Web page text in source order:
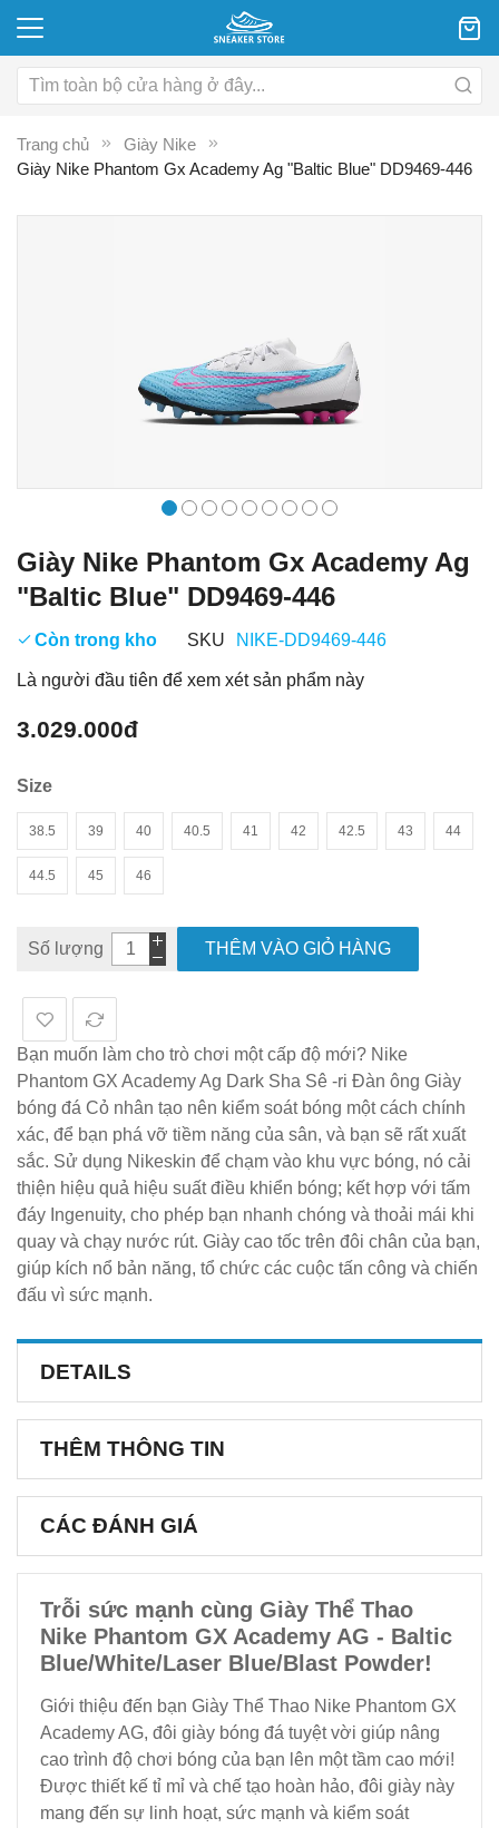
Trang chủ
Giày Nike
Giày Nike Phantom Gx Academy Ag "Baltic Blue" DD9469-446
Giày Nike Phantom Gx Academy Ag
"Baltic Blue" DD9469-446
Còn trong kho SKU NIKE-DD9469-446
Là người đầu tiên để xem xét sản phẩm này
3.029.000đ
Size
38.5 39 40 40.5 41 42 42.5 43 44
44.5 45 46
Số lượng THÊM VÀO GIỎ HÀNG
Bạn muốn làm cho trò chơi một cấp độ mới? Nike
Phantom GX Academy Ag Dark Sha Sê -ri Đàn ông Giày
bóng đá Cỏ nhân tạo nên kiểm soát bóng một cách chính
xác, để bạn phá vỡ tiềm năng của sân, và bạn sẽ rất xuất
sắc. Sử dụng Nikeskin để chạm vào khu vực bóng, nó cải
thiện hiệu quả hiệu suất điều khiển bóng; kết hợp với tấm
đáy Ingenuity, cho phép bạn nhanh chóng và thoải mái khi
quay và chạy nước rút. Giày cao tốc trên đôi chân của bạn,
giúp kích nổ bản năng, tổ chức các cuộc tấn công và chiến
đấu vì sức mạnh.
DETAILS
THÊM THÔNG TIN
CÁC ĐÁNH GIÁ
Trỗi sức mạnh cùng Giày Thể Thao
Nike Phantom GX Academy AG - Baltic
Blue/White/Laser Blue/Blast Powder!
Giới thiệu đến bạn Giày Thể Thao Nike Phantom GX
Academy AG, đôi giày bóng đá tuyệt vời giúp nâng
cao trình độ chơi bóng của bạn lên một tầm cao mới!
Được thiết kế tỉ mỉ và chế tạo hoàn hảo, đôi giày này
mang đến sự linh hoạt, sức mạnh và kiểm soát